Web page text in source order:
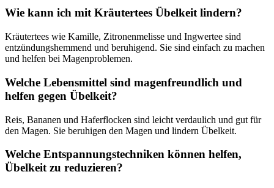
Wie kann ich mit Kräutertees Übelkeit lindern?
Kräutertees wie Kamille, Zitronenmelisse und Ingwertee sind
entzündungshemmend und beruhigend. Sie sind einfach zu machen
und helfen bei Magenproblemen.
Welche Lebensmittel sind magenfreundlich und
helfen gegen Übelkeit?
Reis, Bananen und Haferflocken sind leicht verdaulich und gut für
den Magen. Sie beruhigen den Magen und lindern Übelkeit.
Welche Entspannungstechniken können helfen,
Übelkeit zu reduzieren?